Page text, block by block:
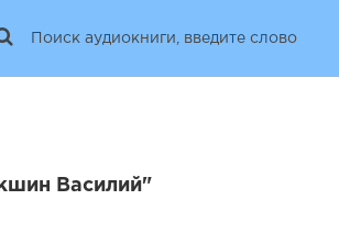
Василий"